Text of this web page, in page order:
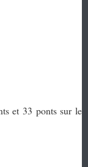
et 33 ponts sur le